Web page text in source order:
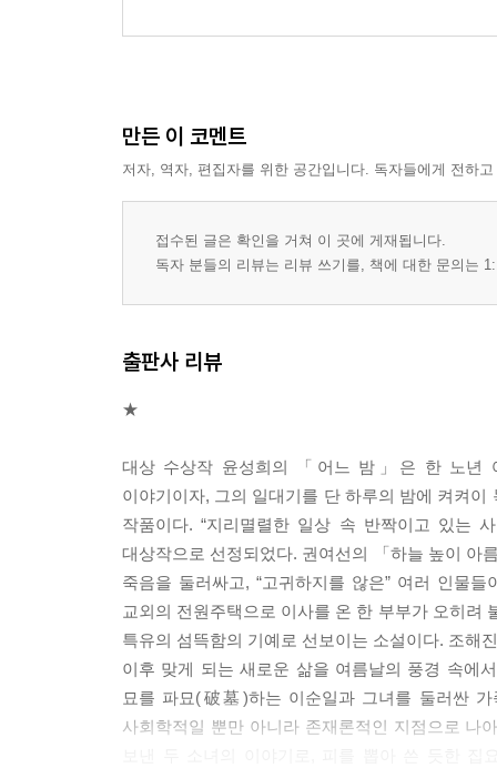
만든 이 코멘트
저자, 역자, 편집자를 위한 공간입니다. 독자들에게 전하
접수된 글은 확인을 거쳐 이 곳에 게재됩니다.
독자 분들의 리뷰는 리뷰 쓰기를, 책에 대한 문의는
출판사 리뷰
★
대상 수상작 윤성희의 「어느 밤」은 한 노년
이야기이자, 그의 일대기를 단 하루의 밤에 켜켜
작품이다. “지리멸렬한 일상 속 반짝이고 있는
대상작으로 선정되었다. 권여선의 「하늘 높이 아
죽음을 둘러싸고, “고귀하지를 않은” 여러 인물
교외의 전원주택으로 이사를 온 한 부부가 오히려
특유의 섬뜩함의 기예로 선보이는 소설이다. 조해
이후 맞게 되는 새로운 삶을 여름날의 풍경 속에
묘를 파묘(破墓)하는 이순일과 그녀를 둘러싼
사회학적일 뿐만 아니라 존재론적인 지점으로 나